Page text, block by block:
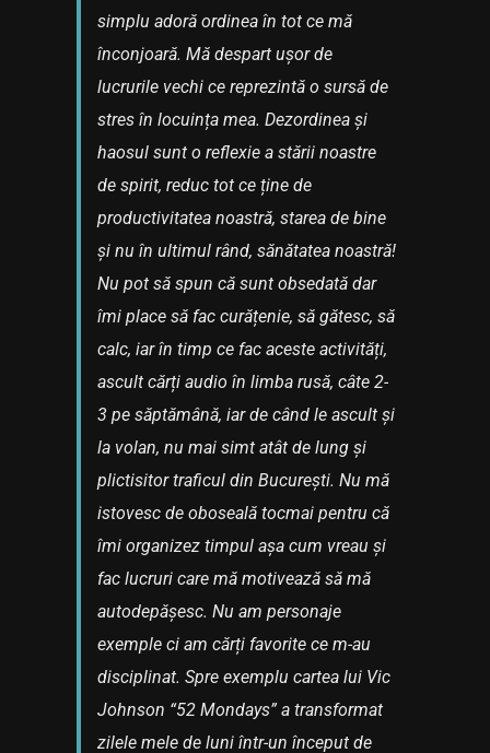
simplu adoră ordinea în tot ce mă
înconjoară. Mă despart ușor de
lucrurile vechi ce reprezintă o sursă de
stres în locuința mea. Dezordinea și
haosul sunt o reflexie a stării noastre
de spirit, reduc tot ce ține de
productivitatea noastră, starea de bine
și nu în ultimul rând, sănătatea noastră!
Nu pot să spun că sunt obsedată dar
îmi place să fac curățenie, să gătesc, să
calc, iar în timp ce fac aceste activități,
ascult cărți audio în limba rusă, câte 2-
3 pe săptămână, iar de când le ascult și
la volan, nu mai simt atât de lung și
plictisitor traficul din București. Nu mă
istovesc de oboseală tocmai pentru că
îmi organizez timpul așa cum vreau și
fac lucruri care mă motivează să mă
autodepășesc. Nu am personaje
exemple ci am cărți favorite ce m-au
disciplinat. Spre exemplu cartea lui Vic
Johnson “52 Mondays” a transformat
zilele mele de luni într-un început de